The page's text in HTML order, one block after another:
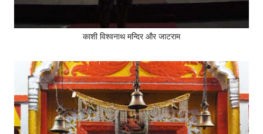
काशी विश्वनाथ मन्दिर और जाटराम